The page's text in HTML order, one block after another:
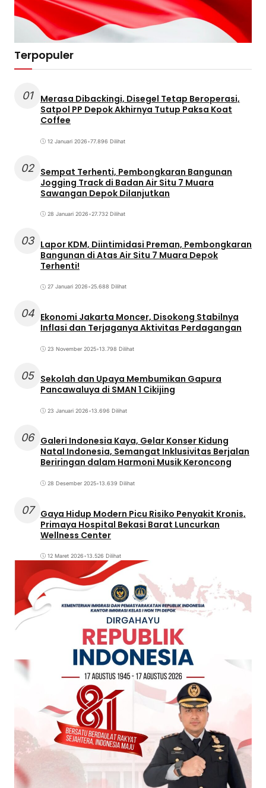
Terpopuler
01
Merasa Dibackingi, Disegel Tetap Beroperasi,
Satpol PP Depok Akhirnya Tutup Paksa Koat
Coffee
12 Januari 2026•77.896 Dilihat
02 Sempat Terhenti, Pembongkaran Bangunan
Jogging Track di Badan Air Situ 7 Muara
Sawangan Depok Dilanjutkan
28 Januari 2026•27.732 Dilihat
03 Lapor KDM, Diintimidasi Preman, Pembongkaran
Bangunan di Atas Air Situ 7 Muara Depok
Terhenti!
27 Januari 2026•25.688 Dilihat
04 Ekonomi Jakarta Moncer, Disokong Stabilnya
Inflasi dan Terjaganya Aktivitas Perdagangan
23 November 2025•13.798 Dilihat
05 Sekolah dan Upaya Membumikan Gapura
Pancawaluya di SMAN 1 Cikijing
23 Januari 2026•13.696 Dilihat
06 Galeri Indonesia Kaya, Gelar Konser Kidung
Natal Indonesia, Semangat Inklusivitas Berjalan
Beriringan dalam Harmoni Musik Keroncong
28 Desember 2025•13.639 Dilihat
07
Gaya Hidup Modern Picu Risiko Penyakit Kronis,
Primaya Hospital Bekasi Barat Luncurkan
Wellness Center
12 Maret 2026•13.526 Dilihat